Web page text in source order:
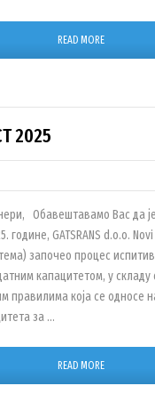
READ MORE
2025
Обавештавамо Вас да је
године, GATSRANS d.o.o.
започео процес
капацитетом, у складу
правилима која се односе
за …
READ MORE